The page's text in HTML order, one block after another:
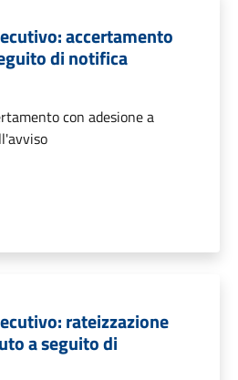
accertamento
di notifica
con adesione a
rateizzazione
a seguito di